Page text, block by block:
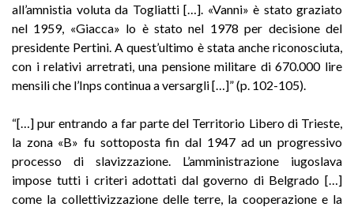
all’amnistia voluta da Togliatti […]. «Vanni» è stato graziato
nel 1959, «Giacca» lo è stato nel 1978 per decisione del
presidente Pertini. A quest’ultimo è stata anche riconosciuta,
con i relativi arretrati, una pensione militare di 670.000 lire
mensili che l’Inps continua a versargli […]” (p. 102-105).
“[…] pur entrando a far parte del Territorio Libero di Trieste,
la zona «B» fu sottoposta fin dal 1947 ad un progressivo
processo di slavizzazione. L’amministrazione iugoslava
impose tutti i criteri adottati dal governo di Belgrado […]
come la collettivizzazione delle terre, la cooperazione e la